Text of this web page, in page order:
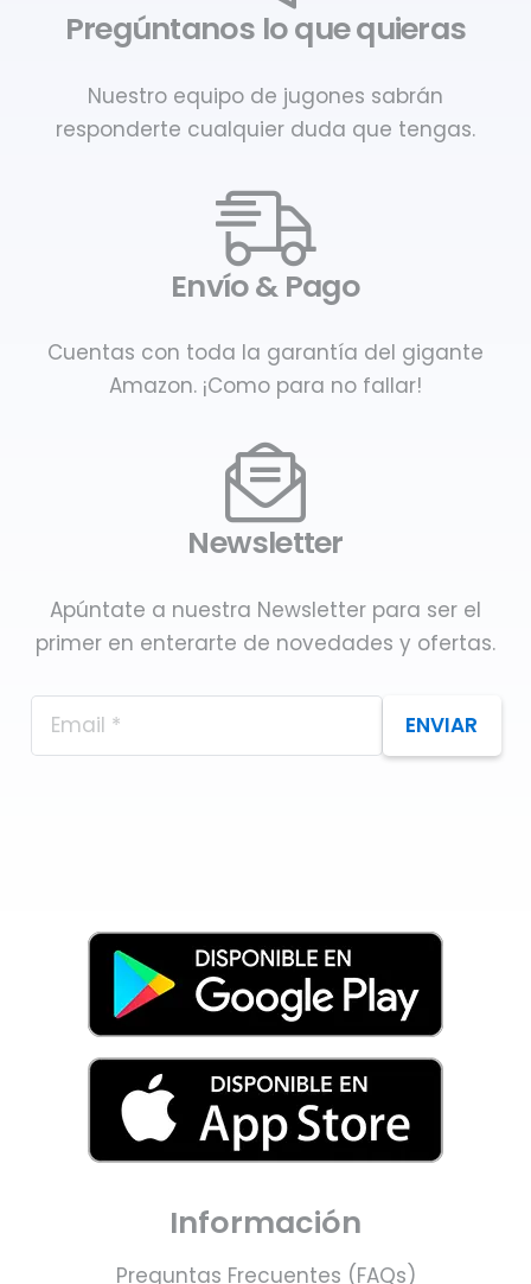
Pregúntanos lo que quieras
Nuestro equipo de jugones sabrán
responderte cualquier duda que tengas.
Envío & Pago
Cuentas con toda la garantía del gigante
Amazon. ¡Como para no fallar!
Newsletter
Apúntate a nuestra Newsletter para ser el
primer en enterarte de novedades y ofertas.
ENVIAR
Información
Preguntas Frecuentes (FAQs)